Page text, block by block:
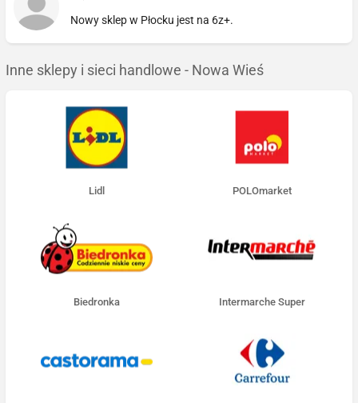
Nowy sklep w Płocku jest na 6z+.
Inne sklepy i sieci handlowe - Nowa Wieś
Lidl POLOmarket
Biedronka Intermarche Super